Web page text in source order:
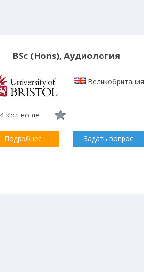
BSc (Hons), Аудиология
Великобритания
4 Кол-во лет
Подробнее Задать вопрос